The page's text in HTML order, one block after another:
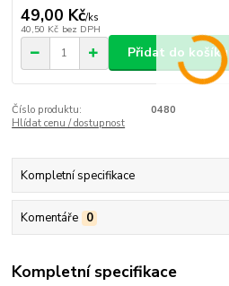
49,00 Kč/ks
40,50 Kč bez DPH
Přidat do košíku
Číslo produktu:
0480
Hlídat cenu / dostupnost
Kompletní specifikace
Komentáře 0
Kompletní specifikace